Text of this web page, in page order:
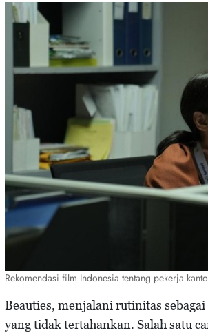
Rekomendasi film Indonesia tentang pekerja
Beauties, menjalani rutinitas
yang tidak tertahankan. Salah satu